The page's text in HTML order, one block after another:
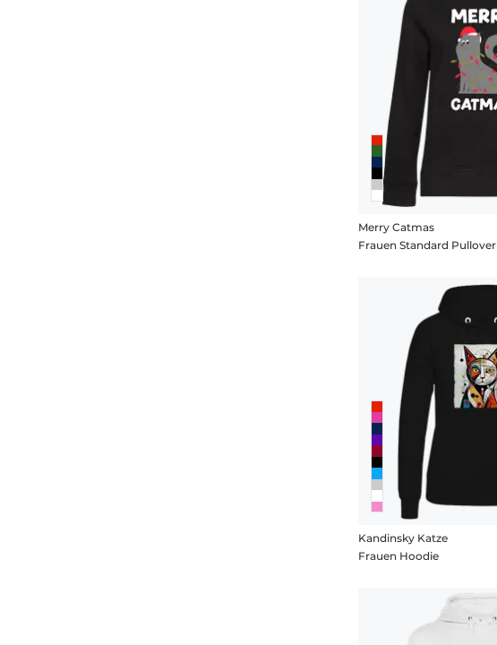
Merry Catmas
Frauen Standard Pullover
Kandinsky Katze
Frauen Hoodie